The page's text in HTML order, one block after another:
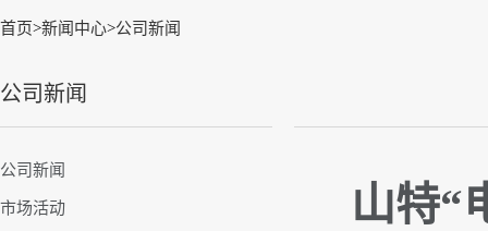
首页>新闻中心>公司新闻
公司新闻
公司新闻
市场活动 山特“